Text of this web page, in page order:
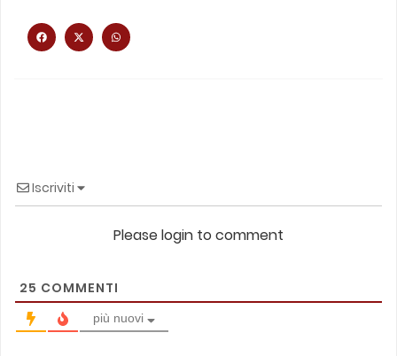
Iscriviti
Please login to comment
25 COMMENTI
più nuovi